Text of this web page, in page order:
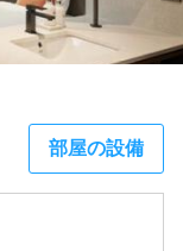
部屋の設備